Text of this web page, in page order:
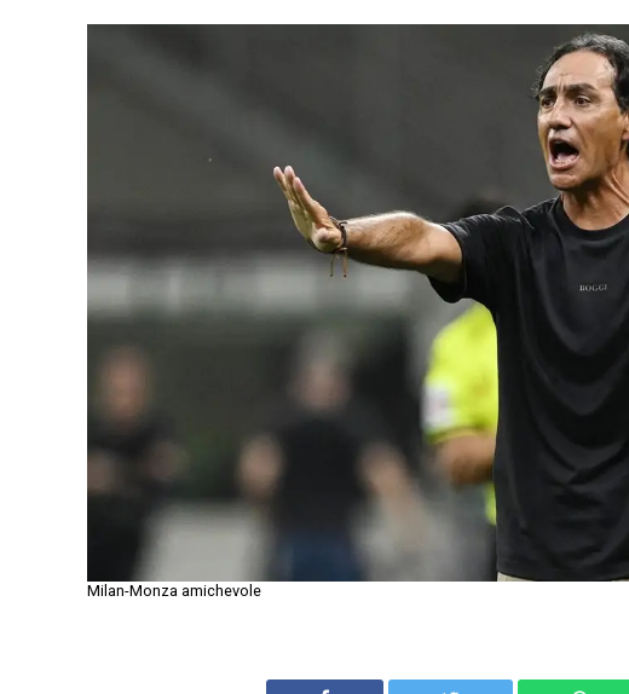
Milan-Monza amichevole